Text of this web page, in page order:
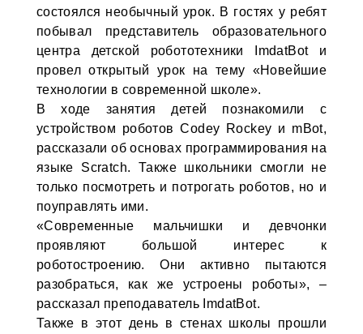
состоялся необычный урок. В гостях у ребят
побывал представитель образовательного
центра детской робототехники ImdatBot и
провел открытый урок на тему «Новейшие
технологии в современной школе».
В ходе занятия детей познакомили с
устройством роботов Codey Rockey и mBot,
рассказали об основах программирования на
языке Scratch. Также школьники смогли не
только посмотреть и потрогать роботов, но и
поуправлять ими.
«Современные мальчишки и девчонки
проявляют большой интерес к
роботостроению. Они активно пытаются
разобраться, как же устроены роботы», –
рассказал преподаватель ImdatBot.
Также в этот день в стенах школы прошли